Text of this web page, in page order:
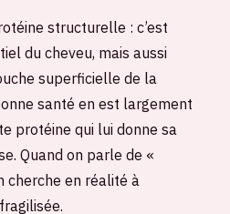
structurelle : c’est
du cheveu, mais aussi
superficielle de la
santé en est largement
protéine qui lui donne sa
Quand on parle de «
cherche en réalité à